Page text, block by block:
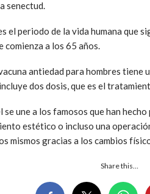
senectud.
el periodo de la vida humana que
comienza a los 65 años.
antiedad para hombres tiene
dos dosis, que es el
se une a los famosos que han
estético o incluso una
mismos gracias a los cambios
Share this…